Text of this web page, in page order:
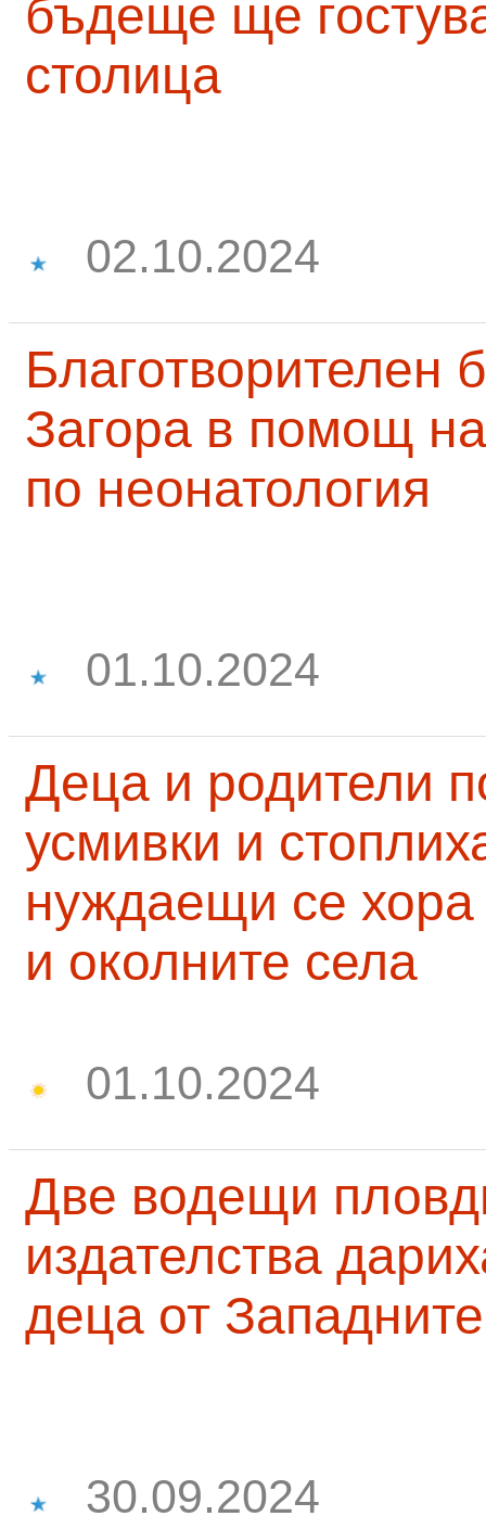
бъдеще ще
столица
02.10.2024
Благотворителен
Загора в помощ
по неонатология
01.10.2024
Деца и родители
усмивки и
нуждаещи се
и околните села
01.10.2024
Две водещи
издателства
деца от
30.09.2024